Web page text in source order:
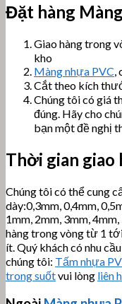
Đặt hàng
Giao hàng trong
kho
Màng nhựa PVC
Cắt theo kích
Chúng tôi có giá
đúng. Hãy cho
bạn một đề nghị
Thời gian giao
Chúng tôi có thể cung
dày:0,3mm, 0,4mm,
1mm, 2mm, 3mm,
hàng trong vòng từ 1
ít. Quý khách có nhu
chúng tôi: Tấm nhựa
trong suốtvui lòng liên